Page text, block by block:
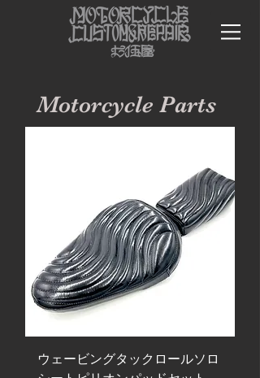
ウェービングタックロールソロ
Motorcycle Parts